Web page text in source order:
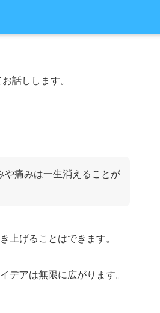
話しします。
や痛みは一生消えることが
上げることはできます。
デアは無限に広がります。